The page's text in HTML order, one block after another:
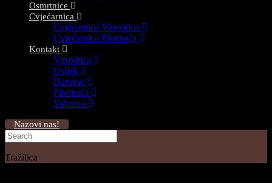
Osmrtnice
Cvjećarnica
Cvjećarnica Virovitica
Cvjećarnica Pitomača
Kontakt
Virovitica
Osijek
Daruvar
Pitomača
Valpovo
Nazovi nas!
Tražilica